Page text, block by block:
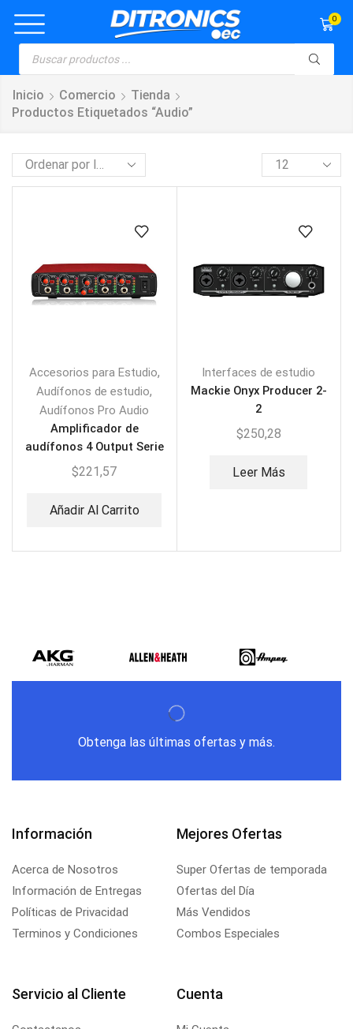
0
Inicio Comercio
Tienda
Productos Etiquetados “Audio”
Accesorios para Estudio,
Audífonos de estudio,
Audífonos Pro Audio
Amplificador de
audífonos 4 Output Serie
Pro Icon REOAMP
$221,57
Añadir Al Carrito
Interfaces de estudio
Mackie Onyx Producer 2-
2
$250,28
Leer Más
Obtenga las últimas ofertas y más.
Información
Acerca de Nosotros
Información de Entregas
Políticas de Privacidad
Terminos y Condiciones
Mejores Ofertas
Super Ofertas de temporada
Ofertas del Día
Más Vendidos
Combos Especiales
Servicio al Cliente Cuenta